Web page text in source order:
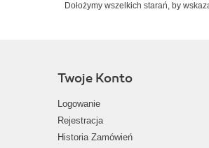
Dołożymy wszelkich starań, by
Twoje Konto
Logowanie
Rejestracja
Historia Zamówień